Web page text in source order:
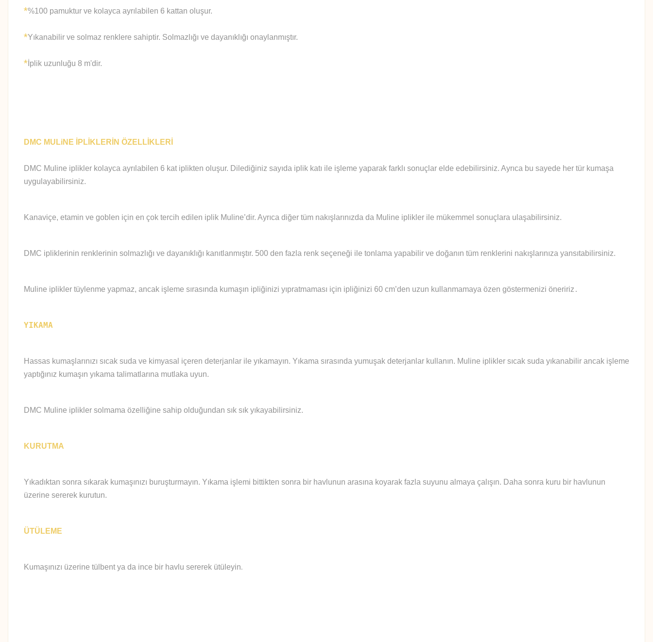
*%100 pamuktur ve kolayca ayrılabilen 6 kattan oluşur.
*Yıkanabilir ve solmaz renklere sahiptir. Solmazlığı ve dayanıklığı onaylanmıştır.
* İplik uzunluğu 8 m'dir.
DMC MULiNE İPLİKLERİN ÖZELLİKLERİ
DMC Muline iplikler kolayca ayrılabilen 6 kat iplikten oluşur. Dilediğiniz sayıda iplik katı ile işleme yaparak farklı sonuçlar elde edebilirsiniz. Ayrıca bu sayede her tür kumaşa
uygulayabilirsiniz.
Kanaviçe, etamin ve goblen için en çok tercih edilen iplik Muline’dir. Ayrıca diğer tüm nakışlarınızda da Muline iplikler ile mükemmel sonuçlara ulaşabilirsiniz.
DMC ipliklerinin renklerinin solmazlığı ve dayanıklığı kanıtlanmıştır. 500 den fazla renk seçeneği ile tonlama yapabilir ve doğanın tüm renklerini nakışlarınıza yansıtabilirsiniz.
Muline iplikler tüylenme yapmaz, ancak işleme sırasında kumaşın ipliğinizi yıpratmaması için ipliğinizi 60 cm’den uzun kullanmamaya özen göstermenizi öneririz .
YIKAMA
Hassas kumaşlarınızı sıcak suda ve kimyasal içeren deterjanlar ile yıkamayın. Yıkama sırasında yumuşak deterjanlar kullanın. Muline iplikler sıcak suda yıkanabilir ancak işleme
yaptığınız kumaşın yıkama talimatlarına mutlaka uyun.
DMC Muline iplikler solmama özelliğine sahip olduğundan sık sık yıkayabilirsiniz.
KURUTMA
Yıkadıktan sonra sıkarak kumaşınızı buruşturmayın. Yıkama işlemi bittikten sonra bir havlunun arasına koyarak fazla suyunu almaya çalışın. Daha sonra kuru bir havlunun
üzerine sererek kurutun.
ÜTÜLEME
Kumaşınızı üzerine tülbent ya da ince bir havlu sererek ütüleyin.